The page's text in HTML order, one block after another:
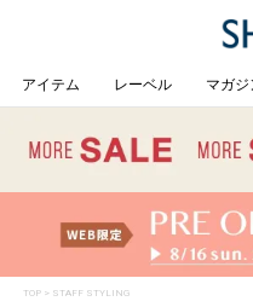
アイテム レーベル マガジ
TOP> STAFF STYLING